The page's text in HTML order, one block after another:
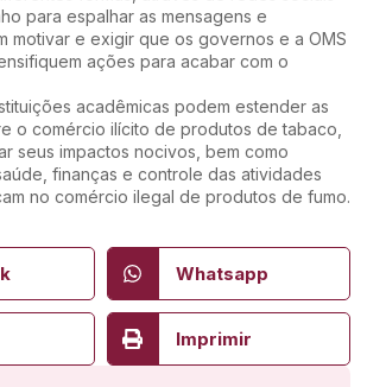
para espalhar as mensagens e
motivar e exigir que os governos e a OMS
ações para acabar com o
acadêmicas podem estender as
o comércio ilícito de produtos de tabaco,
seus impactos nocivos, bem como
finanças e controle das atividades
no comércio ilegal de produtos de fumo.
Whatsapp
Imprimir